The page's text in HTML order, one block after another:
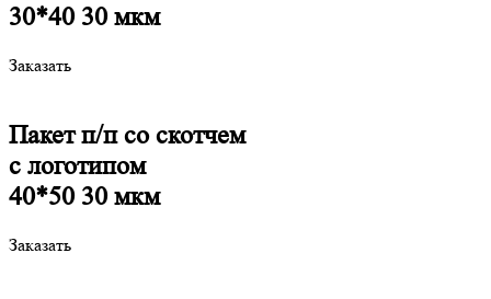
30*40 30 мкм
Заказать
Пакет п/п со скотчем
c логотипом
40*50 30 мкм
Заказать